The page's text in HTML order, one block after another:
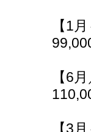
【1
【6
【3